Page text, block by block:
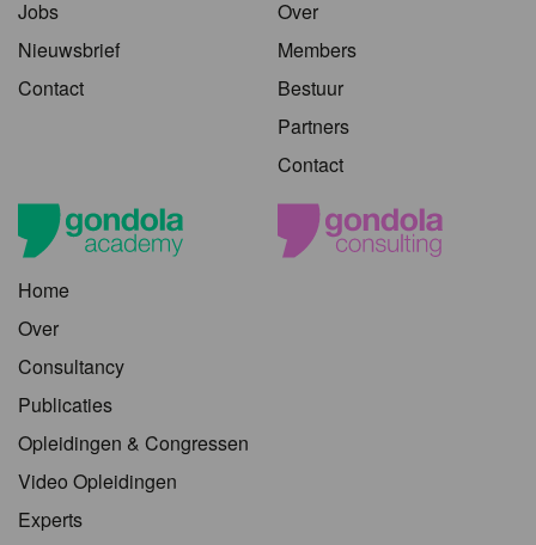
Jobs
Nieuwsbrief
Contact
Over
Members
Bestuur
Partners
Contact
Home
Over
Consultancy
Publicaties
Opleidingen & Congressen
Video Opleidingen
Experts